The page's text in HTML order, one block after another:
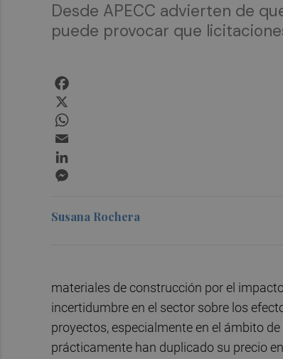
Desde APECC advierten de
puede provocar que
Susana Rochera
materiales de construcción por el
incertidumbre en el sector sobre los
proyectos, especialmente en el ámbito
prácticamente han duplicado su precio